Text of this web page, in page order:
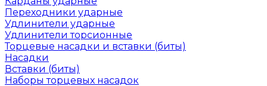
Переходники ударные
Удлинители ударные
Удлинители торсионные
Торцевые насадки и вставки (биты)
Насадки
Вставки (биты)
Наборы торцевых насадок